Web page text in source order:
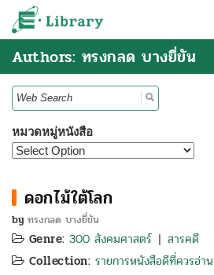
Skip
e-Library
Authors: ทรงกลด บางยี่ขัน
Search
for:
หมวดหมู่หนังสือ
ดอกไม้ใต้โลก
by ทรงกลด บางยี่ขัน
Genre: 300 สังคมศาสตร์ | สารคดี
Collection: รายการหนังสือดีที่ควรอ่าน